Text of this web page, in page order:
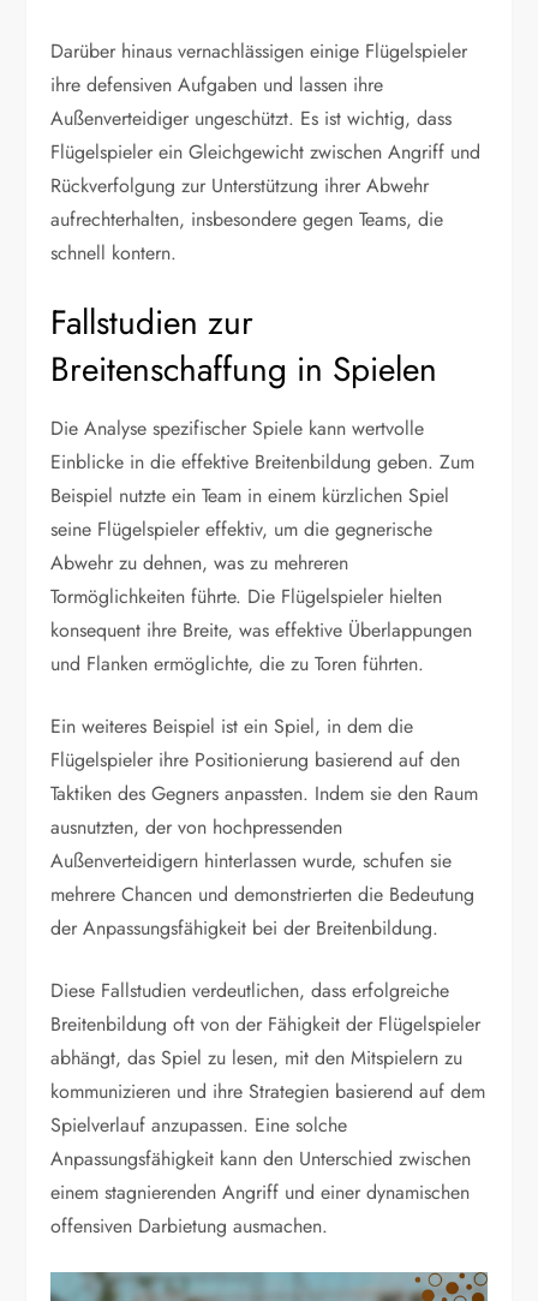
Darüber hinaus vernachlässigen einige Flügelspieler
ihre defensiven Aufgaben und lassen ihre
Außenverteidiger ungeschützt. Es ist wichtig, dass
Flügelspieler ein Gleichgewicht zwischen Angriff und
Rückverfolgung zur Unterstützung ihrer Abwehr
aufrechterhalten, insbesondere gegen Teams, die
schnell kontern.
Fallstudien zur
Breitenschaffung in Spielen
Die Analyse spezifischer Spiele kann wertvolle
Einblicke in die effektive Breitenbildung geben. Zum
Beispiel nutzte ein Team in einem kürzlichen Spiel
seine Flügelspieler effektiv, um die gegnerische
Abwehr zu dehnen, was zu mehreren
Tormöglichkeiten führte. Die Flügelspieler hielten
konsequent ihre Breite, was effektive Überlappungen
und Flanken ermöglichte, die zu Toren führten.
Ein weiteres Beispiel ist ein Spiel, in dem die
Flügelspieler ihre Positionierung basierend auf den
Taktiken des Gegners anpassten. Indem sie den Raum
ausnutzten, der von hochpressenden
Außenverteidigern hinterlassen wurde, schufen sie
mehrere Chancen und demonstrierten die Bedeutung
der Anpassungsfähigkeit bei der Breitenbildung.
Diese Fallstudien verdeutlichen, dass erfolgreiche
Breitenbildung oft von der Fähigkeit der Flügelspieler
abhängt, das Spiel zu lesen, mit den Mitspielern zu
kommunizieren und ihre Strategien basierend auf dem
Spielverlauf anzupassen. Eine solche
Anpassungsfähigkeit kann den Unterschied zwischen
einem stagnierenden Angriff und einer dynamischen
offensiven Darbietung ausmachen.